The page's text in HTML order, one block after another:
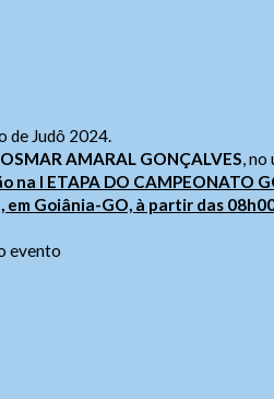
de Judô 2024.
AMARAL GONÇALVES, no
I ETAPA DO CAMPEONATO
em Goiânia-GO, à partir das
evento